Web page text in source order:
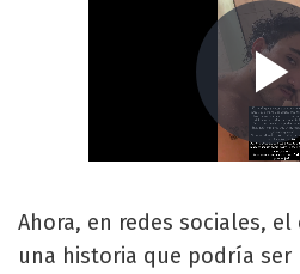
Ahora, en redes sociales,
una historia que podría ser